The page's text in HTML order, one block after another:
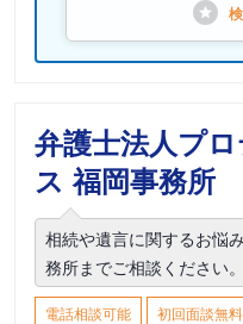
弁護士法人プ
ス 福岡事務所
相続や遺言に関するお悩
務所までご相談ください。
電話相談可能 初回面談無料